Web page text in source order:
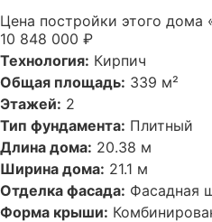
Цена постройки этого дома
10 848 000 ₽
Технология: Кирпич
Общая площадь: 339 м²
Этажей: 2
Тип фундамента: Плитный
Длина дома: 20.38 м
Ширина дома: 21.1 м
Отделка фасада: Фасадная
Форма крыши: